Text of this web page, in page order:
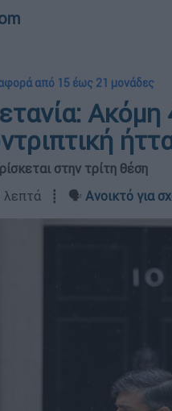
από 15 έως 21 μονάδες
Ακόμη
στην τρίτη θέση
2 λεπτά ┋ 🗣️ Ανοικτό για